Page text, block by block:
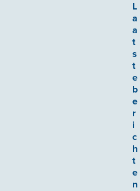
L
a
a
t
s
t
e
b
e
r
i
c
h
t
e
n